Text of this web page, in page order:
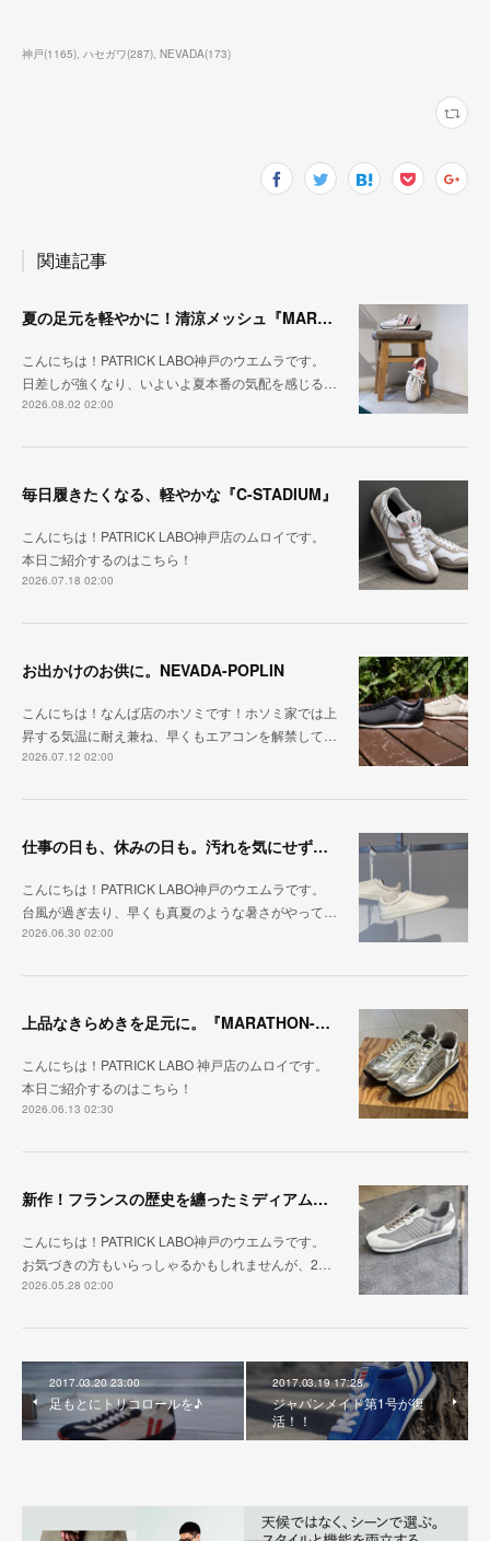
神戸(1165) ハセガワ(287) NEVADA(173)
関連記事
夏の足元を軽やかに！清涼メッシュ『MARATHON-ME2』
こんにちは！PATRICK LABO神戸のウエムラです。
日差しが強くなり、いよいよ夏本番の気配を感じる…
2026.08.02 02:00
毎日履きたくなる、軽やかな『C-STADIUM』
こんにちは！PATRICK LABO神戸店のムロイです。
本日ご紹介するのはこちら！
2026.07.18 02:00
お出かけのお供に。NEVADA-POPLIN
こんにちは！なんば店のホソミです！ホソミ家では上
昇する気温に耐え兼ね、早くもエアコンを解禁して…
2026.07.12 02:00
仕事の日も、休みの日も。汚れを気にせず毎日履ける『PUNCH-WP_WHT』
こんにちは！PATRICK LABO神戸のウエムラです。
台風が過ぎ去り、早くも真夏のような暑さがやって…
2026.06.30 02:00
上品なきらめきを足元に。『MARATHON-HAKU』
こんにちは！PATRICK LABO 神戸店のムロイです。
本日ご紹介するのはこちら！
2026.06.13 02:30
新作！フランスの歴史を纏ったミディアムグレー「MARATHON_CASTLE」
こんにちは！PATRICK LABO神戸のウエムラです。
お気づきの方もいらっしゃるかもしれませんが、2…
2026.05.28 02:00
2017.03.20 23:00
足もとにトリコロールを♪
2017.03.19 17:28
ジャパンメイド第1号が復
活！！